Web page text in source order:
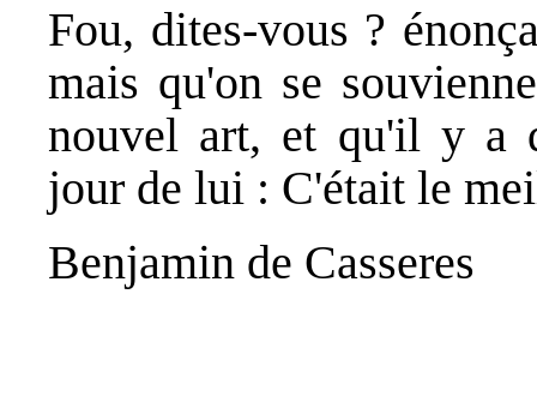
Fou, dites-vous ?
mais qu'on se
nouvel art, et qu'il y a
jour de lui : C'était le
Benjamin de Casseres